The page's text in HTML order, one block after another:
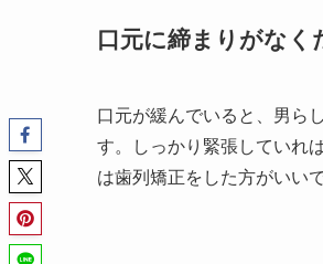
口元に締まりがなく
口元が緩んでいると、男ら
す。しっかり緊張していれ
は歯列矯正をした方がいいで